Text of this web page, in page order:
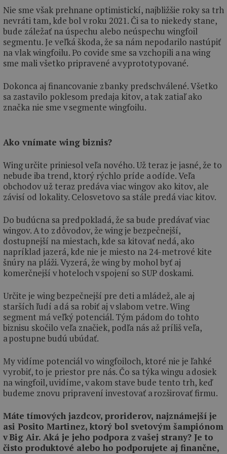
Nie sme však prehnane optimistickí, najbližšie roky sa trh
nevráti tam, kde bol v roku 2021. Či sa to niekedy stane,
bude záležať na úspechu alebo neúspechu wingfoil
segmentu. Je veľká škoda, že sa nám nepodarilo nastúpiť
na vlak wingfoilu. Po covide sme sa vzchopili a na wing
sme mali všetko pripravené a vyprototypované.
Dokonca aj financovanie z banky predschválené. Všetko
sa zastavilo poklesom predaja kitov, a tak zatiaľ ako
značka nie sme v segmente wingfoilu.
Ako vnímate wing biznis?
Wing určite priniesol veľa nového. Už teraz je jasné, že to
nebude iba trend, ktorý rýchlo príde a odíde. Veľa
obchodov už teraz predáva viac wingov ako kitov, ale
závisí od lokality. Celosvetovo sa stále predá viac kitov.
Do budúcna sa predpokladá, že sa bude predávať viac
wingov. A to z dôvodov, že wing je bezpečnejší,
dostupnejší na miestach, kde sa kitovať nedá, ako
napríklad jazerá, kde nie je miesto na 24-metrové kite
šnúry na pláži. Vyzerá, že wing by mohol byť aj
komerčnejší v hoteloch v spojení so SUP doskami.
Určite je wing bezpečnejší pre deti a mládež, ale aj
starších ľudí a dá sa robiť aj v slabom vetre. Wing
segment má veľký potenciál. Tým pádom do tohto
biznisu skočilo veľa značiek, podľa nás až príliš veľa,
a postupne budú ubúdať.
My vidíme potenciál vo wingfoiloch, ktoré nie je ľahké
vyrobiť, to je priestor pre nás. Čo sa týka wingu a dosiek
na wingfoil, uvidíme, v akom stave bude tento trh, keď
budeme znovu pripravení investovať a rozširovať firmu.
Máte tímových jazdcov, proriderov, najznámejší je
asi Posito Martinez, ktorý bol svetovým šampiónom
v Big Air. Aká je jeho podpora z vašej strany? Je to
čisto produktové alebo ho podporujete aj finančne,